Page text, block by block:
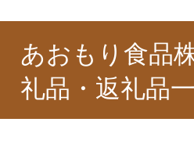
あおもり食品
礼品・返礼品